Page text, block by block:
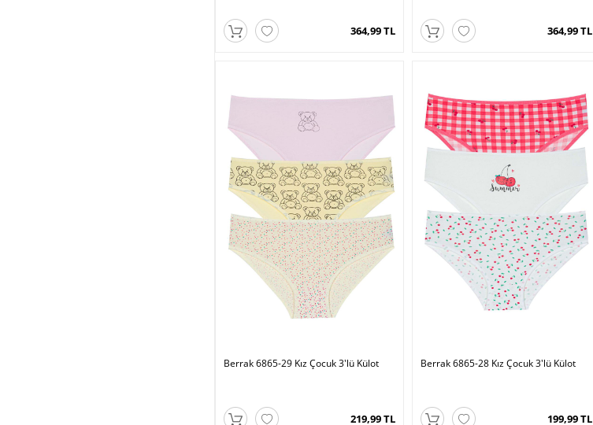
364,99 TL 364,99 TL
Berrak 6865-29 Kız Çocuk 3'lü Külot
219,99 TL
Berrak 6865-28 Kız Çocuk 3'lü Külot
199,99 TL